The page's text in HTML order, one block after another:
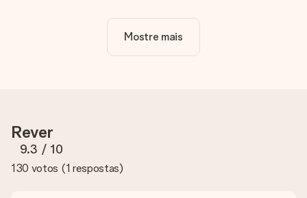
A personalização está incluída no preço?
Sim, o preço apresentado no site já inclui a personalização do
sobre a qualidade da tua imagem, contacta a nossa equipa de
apoio ao cliente e inclui a tua fotografia juntamente com o
presente que estás interessado em encomendar. Eles podem
então verificar a qualidade para ti!
Mostre mais
Rever
9.3 / 10
130 votos (1 respostas)